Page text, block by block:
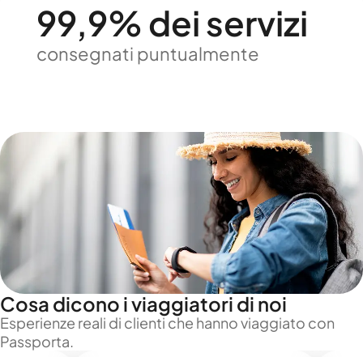
99,9% dei servizi
consegnati puntualmente
Cosa dicono i viaggiatori di noi
Esperienze reali di clienti che hanno viaggiato con
Passporta.